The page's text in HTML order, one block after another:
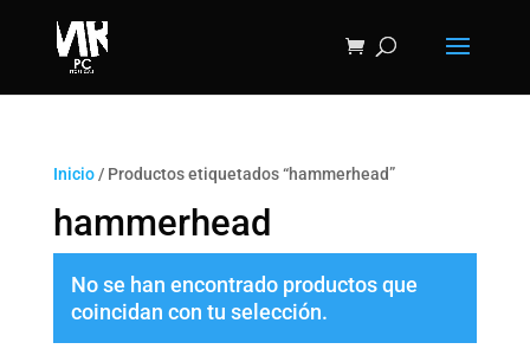
Inicio/ Productos etiquetados “hammerhead”
hammerhead
No se han encontrado productos que
coincidan con tu selección.